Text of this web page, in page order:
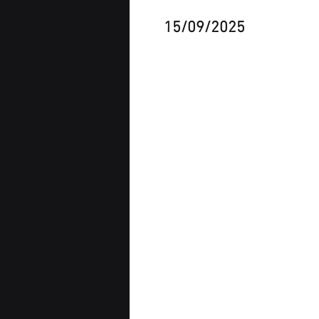
15/09/2025